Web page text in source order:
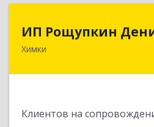
ИП Рощупкин
Химки
Клиентов на
141402, Московская